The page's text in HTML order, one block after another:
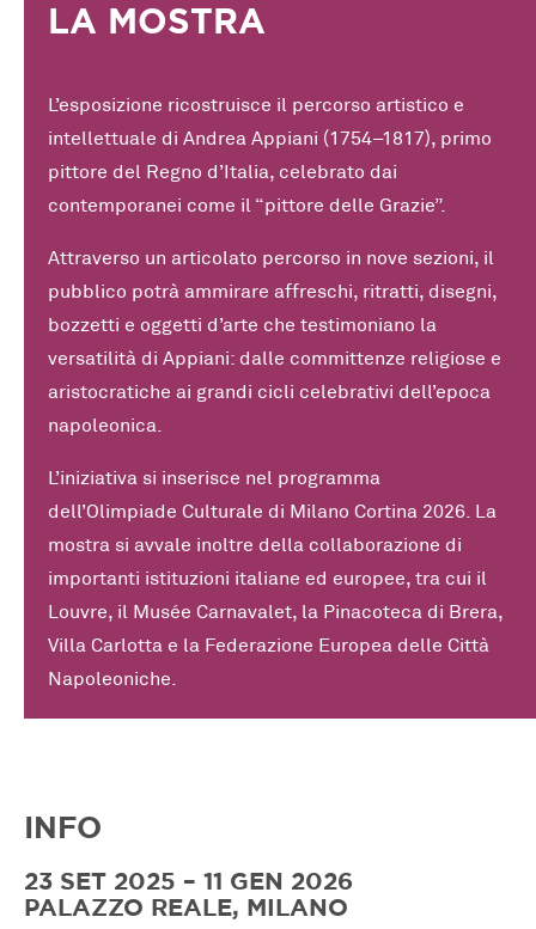
LA MOSTRA
L’esposizione ricostruisce il percorso artistico e
intellettuale di Andrea Appiani (1754–1817), primo
pittore del Regno d’Italia, celebrato dai
contemporanei come il “pittore delle Grazie”.
Attraverso un articolato percorso in nove sezioni, il
pubblico potrà ammirare affreschi, ritratti, disegni,
bozzetti e oggetti d’arte che testimoniano la
versatilità di Appiani: dalle committenze religiose e
aristocratiche ai grandi cicli celebrativi dell’epoca
napoleonica.
L’iniziativa si inserisce nel programma
dell’Olimpiade Culturale di Milano Cortina 2026. La
mostra si avvale inoltre della collaborazione di
importanti istituzioni italiane ed europee, tra cui il
Louvre, il Musée Carnavalet, la Pinacoteca di Brera,
Villa Carlotta e la Federazione Europea delle Città
Napoleoniche.
INFO
23 SET 2025 – 11 GEN 2026
PALAZZO REALE, MILANO